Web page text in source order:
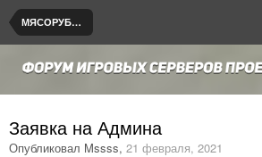
МЯСОРУБКА © [de_dust2]
Заявка на Админа
Опубликовал Mssss, 21 февраля, 2021